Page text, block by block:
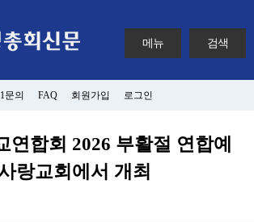
메뉴 검색
문의 FAQ 회원가입 로그인
연합회 2026 부활절 연합예
랑교회에서 개최